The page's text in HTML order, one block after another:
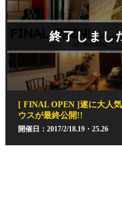
終了しまし
[ FINAL OPEN ]遂に大人
ウスが最終公開!!
開催日：2017/2/18.19・25.26